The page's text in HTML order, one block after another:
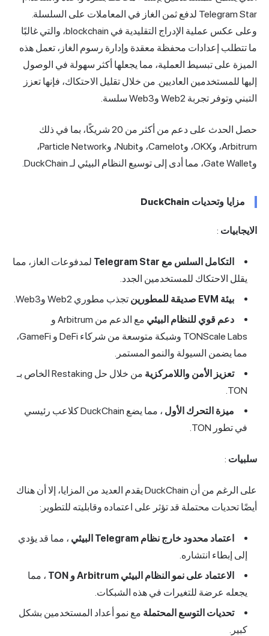
Telegram Star لدفع ثمن الغاز في المعاملات على السلسلة.
وعلى عكس عملية الإدراج التقليدية في blockchain، والتي غالبًا
ما تتطلب إعدادات محفظة معقدة وإدارة رسوم الغاز، تعمل هذه
الميزة على تبسيط العملية، مما يجعلها أكثر سهولة في الوصول
إليها للمستخدمين العاديين. من خلال تقليل الاحتكاك، فإنها تعزز
التبني وتوفر تجربة Web2 وWeb3 سلسة.
حصل الحدث على دعم من أكثر من 20 شريكًا، بما في ذلك
Arbitrum، وOKX، وCamelot، وNubit، وParticle Network،
وGate Wallet، مما أدى إلى توسيع النظام البيئي لـ DuckChain.
مزايا وتحديات DuckChain
الايجابيات :
التكامل السلس مع Telegram Star
لمدفوعات الغاز، مما
يقلل الاحتكاك للمستخدمين الجدد.
بيئة EVM صديقة للمطورين
تجذب مطوري Web2 وWeb3.
دعم قوي للنظام البيئي
مع الدعم من Arbitrum و
TONScale Labs وشبكة متوسعة من شركاء DeFi و GameFi،
مما يضمن السيولة والنمو المستمر.
تعزيز الأمن واللامركزية
من خلال حل Restaking الخاص بـ
TON.
ميزة التحرك الأول
، مما يضع DuckChain كلاعب رئيسي
في تطور TON.
سلبيات :
على الرغم من أن DuckChain يقدم العديد من المزايا، إلا أن هناك
أيضًا تحديات محتملة قد تؤثر على اعتماده وقابليته للتطوير:
اعتماد محدود خارج نظام Telegram البيئي
، مما قد يؤدي
إلى إبطاء انتشاره.
الاعتماد على نمو النظام البيئي Arbitrum و TON
، مما
يجعله عرضة للتغيرات في هذه الشبكات.
تحديات التوسع المحتملة مع نمو أعداد المستخدمين بشكل
كبير.